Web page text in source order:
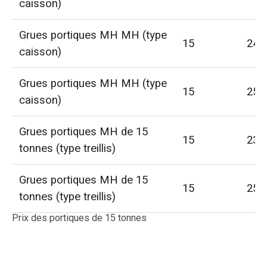
caisson)
Grues portiques MH MH (type
caisson)
15 24
Grues portiques MH MH (type
caisson)
15 25
Grues portiques MH de 15
tonnes (type treillis)
15 23
Grues portiques MH de 15
tonnes (type treillis)
15 25
Prix des portiques de 15 tonnes